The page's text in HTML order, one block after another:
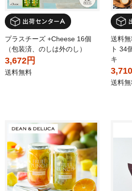
プラスチーズ +Cheese 16個
（包装済、のしは外のし）
3,672円
送料無料
送料
ト 34
キ
送料